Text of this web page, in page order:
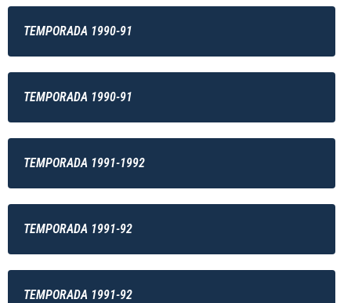
TEMPORADA 1990-91
TEMPORADA 1990-91
TEMPORADA 1991-1992
TEMPORADA 1991-92
TEMPORADA 1991-92